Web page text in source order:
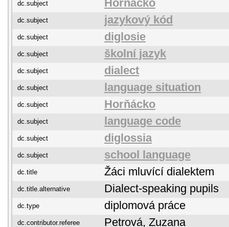
dc.subject Horňácko
dc.subject jazykový kód
dc.subject diglosie
dc.subject školní jazyk
dc.subject dialect
dc.subject language situation
dc.subject Horňácko
dc.subject language code
dc.subject diglossia
dc.subject school language
dc.title Žáci mluvící dialektem
dc.title.alternative Dialect-speaking pupils
dc.type diplomová práce
dc.contributor.referee Petrová, Zuzana